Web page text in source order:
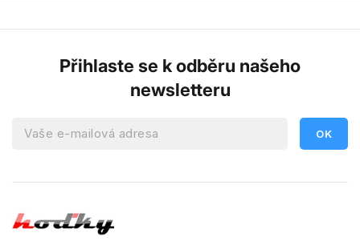
Přihlaste se k odběru našeho
newsletteru